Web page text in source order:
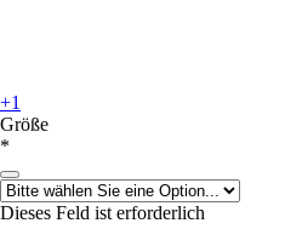
+1
Größe
*
Dieses Feld ist erforderlich